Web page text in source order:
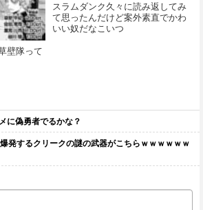
壁隊って
スラムダンク久々に読み返してみ
て思ったんだけど案外素直でかわ
いい奴だなこいつ
に偽勇者でるかな？
爆発するクリークの謎の武器がこちらｗｗｗｗｗｗ